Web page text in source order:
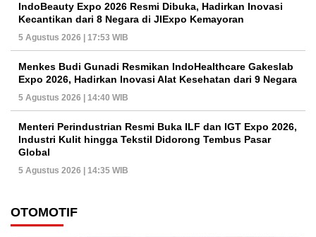
IndoBeauty Expo 2026 Resmi Dibuka, Hadirkan Inovasi
Kecantikan dari 8 Negara di JIExpo Kemayoran
5 Agustus 2026 | 17:53 WIB
Menkes Budi Gunadi Resmikan IndoHealthcare Gakeslab
Expo 2026, Hadirkan Inovasi Alat Kesehatan dari 9 Negara
5 Agustus 2026 | 14:40 WIB
Menteri Perindustrian Resmi Buka ILF dan IGT Expo 2026,
Industri Kulit hingga Tekstil Didorong Tembus Pasar
Global
5 Agustus 2026 | 14:35 WIB
OTOMOTIF